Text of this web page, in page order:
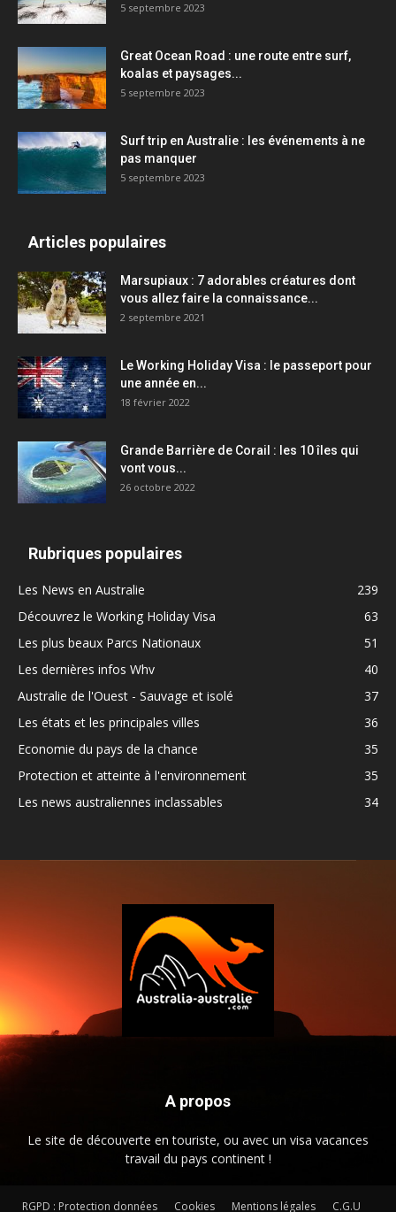
5 septembre 2023
Great Ocean Road : une route entre surf,
koalas et paysages...
5 septembre 2023
Surf trip en Australie : les événements à ne
pas manquer
5 septembre 2023
Articles populaires
Marsupiaux : 7 adorables créatures dont
vous allez faire la connaissance...
2 septembre 2021
Le Working Holiday Visa : le passeport pour
une année en...
18 février 2022
Grande Barrière de Corail : les 10 îles qui
vont vous...
26 octobre 2022
Rubriques populaires
Les News en Australie
239
Découvrez le Working Holiday Visa
63
Les plus beaux Parcs Nationaux
51
Les dernières infos Whv
40
Australie de l'Ouest - Sauvage et isolé
37
Les états et les principales villes
36
Economie du pays de la chance
35
Protection et atteinte à l'environnement
35
Les news australiennes inclassables
34
A propos
Le site de découverte en touriste, ou avec un visa vacances
travail du pays continent !
RGPD : Protection données Cookies Mentions légales C.G.U